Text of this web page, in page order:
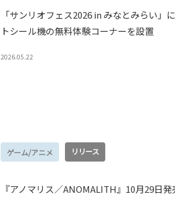
「サンリオフェス2026 in みなとみらい
トシール機の無料体験コーナーを設置
2026.05.22
ゲーム/アニメ リリース
『アノマリス／ANOMALITH』10月29日